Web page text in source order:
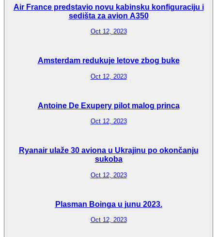
Air France predstavio novu kabinsku konfiguraciju i
sedišta za avion A350
Oct 12, 2023
Amsterdam redukuje letove zbog buke
Oct 12, 2023
Antoine De Exupery pilot malog princa
Oct 12, 2023
Ryanair ulaže 30 aviona u Ukrajinu po okončanju
sukoba
Oct 12, 2023
Plasman Boinga u junu 2023.
Oct 12, 2023